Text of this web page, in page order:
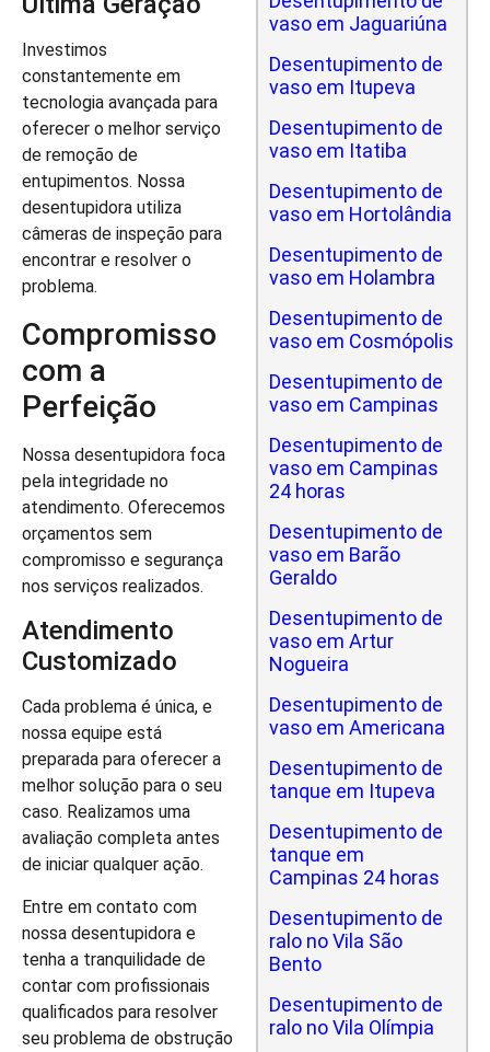
Investimos
constantemente em
tecnologia avançada para
oferecer o melhor serviço
de remoção de
entupimentos. Nossa
desentupidora utiliza
câmeras de inspeção para
encontrar e resolver o
problema.
Compromisso
com a
Perfeição
Nossa desentupidora foca
pela integridade no
atendimento. Oferecemos
orçamentos sem
compromisso e segurança
nos serviços realizados.
Atendimento
Customizado
Cada problema é única, e
nossa equipe está
preparada para oferecer a
melhor solução para o seu
caso. Realizamos uma
avaliação completa antes
de iniciar qualquer ação.
Entre em contato com
nossa desentupidora e
tenha a tranquilidade de
contar com profissionais
qualificados para resolver
seu problema de obstrução
vaso em Jaguariúna
Desentupimento de
vaso em Itupeva
Desentupimento de
vaso em Itatiba
Desentupimento de
vaso em Hortolândia
Desentupimento de
vaso em Holambra
Desentupimento de
vaso em Cosmópolis
Desentupimento de
vaso em Campinas
Desentupimento de
vaso em Campinas
24 horas
Desentupimento de
vaso em Barão
Geraldo
Desentupimento de
vaso em Artur
Nogueira
Desentupimento de
vaso em Americana
Desentupimento de
tanque em Itupeva
Desentupimento de
tanque em
Campinas 24 horas
Desentupimento de
ralo no Vila São
Bento
Desentupimento de
ralo no Vila Olímpia